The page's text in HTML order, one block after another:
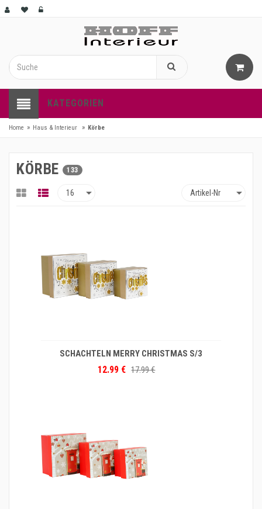
KATEGORIEN
Home » Haus & Interieur » Körbe
KÖRBE 133
SCHACHTELN MERRY CHRISTMAS S/3
12.99 € 17.99 €